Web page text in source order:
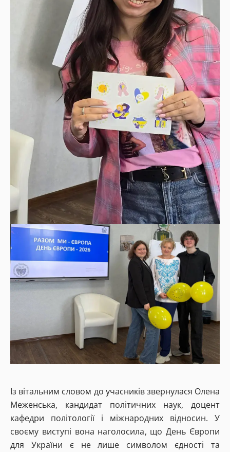
Із вітальним словом до учасників звернулася Олена
Меженська, кандидат політичних наук, доцент
кафедри політології і міжнародних відносин. У
своєму виступі вона наголосила, що День Європи
для України є не лише символом єдності та